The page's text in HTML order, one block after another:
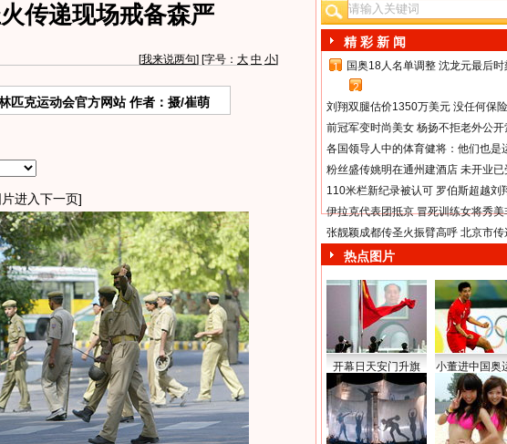
传递现场戒备森严
[我来说两句] [字号： 大 中 小]
匹克运动会官方网站 作者：摄/崔萌
进入下一页]
精 彩 新 闻
1
国奥18人名单调整 沈龙元最后
2
刘翔双腿估价1350万美元 没任何保
前冠军变时尚美女 杨扬不拒老外公开
各国领导人中的体育健将：他们也是
粉丝盛传姚明在通州建酒店 未开业
110米栏新纪录被认可 罗伯斯超越刘
伊拉克代表团抵京 冒死训练女将秀
张靓颖成都传圣火振臂高呼 北京市
热点图片
开幕日天安门升旗 小董进中国奥